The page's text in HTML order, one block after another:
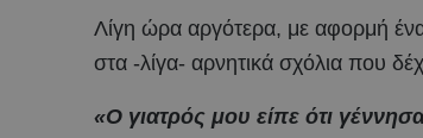
Λίγη ώρα αργότερα, με αφορμή
στα -λίγα- αρνητικά σχόλια που
«Ο γιατρός μου είπε ότι